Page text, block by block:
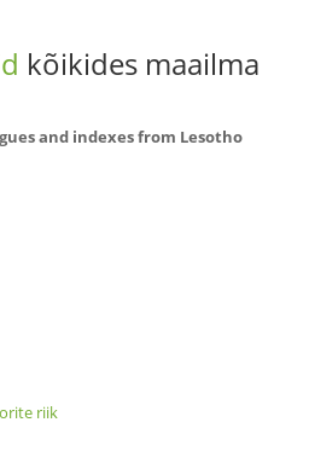
kõikides maailma
and indexes from Lesotho
riik